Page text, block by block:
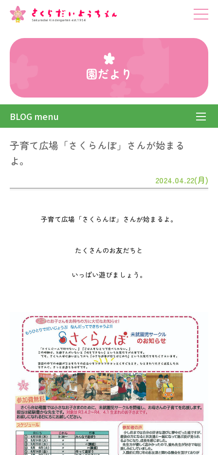
園だより
BLOG menu
子育て広場「さくらんぼ」さんが始まる
よ。
2024.04.22(月)
子育て広場「さくらんぼ」さんが始まるよ。
たくさんのお友だちと
いっぱい遊びましょう。